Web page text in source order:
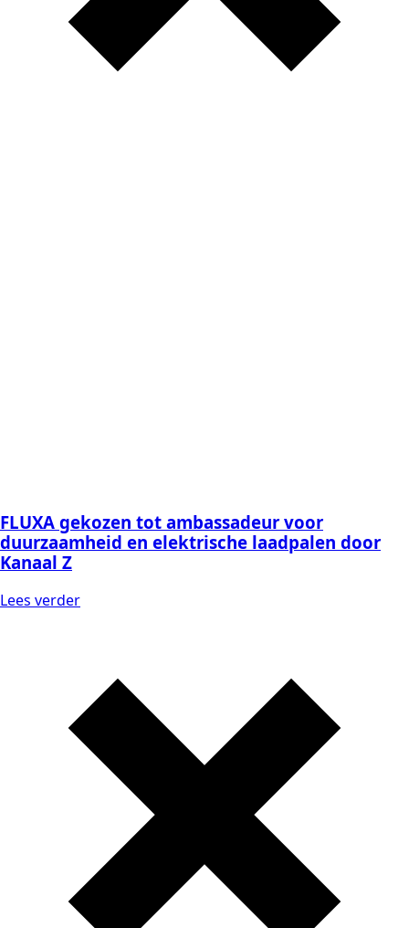
FLUXA gekozen tot ambassadeur voor
duurzaamheid en elektrische laadpalen door
Kanaal Z
Lees verder